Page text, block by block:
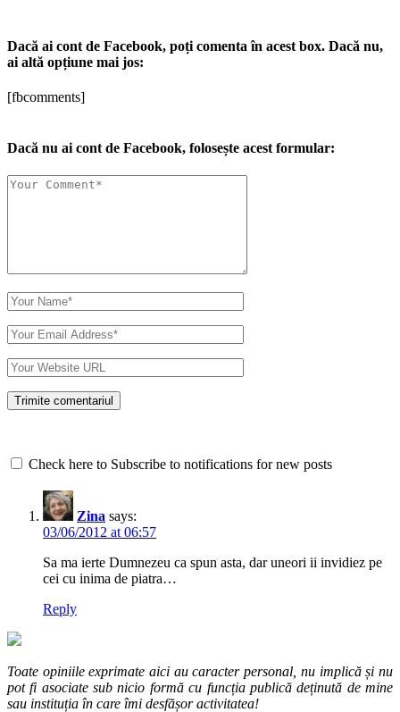
Dacă ai cont de Facebook, poți comenta în acest box. Dacă nu,
ai altă opțiune mai jos:
[fbcomments]
Dacă nu ai cont de Facebook, folosește acest formular:
Check here to Subscribe to notifications for new posts
Zina says:
03/06/2012 at 06:57
Sa ma ierte Dumnezeu ca spun asta, dar uneori ii invidiez pe
cei cu inima de piatra…
Reply
Toate opiniile exprimate aici au caracter personal, nu implică și nu
pot fi asociate sub nicio formă cu funcția publică deținută de mine
sau instituția în care îmi desfășor activitatea!